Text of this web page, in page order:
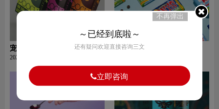
宠物用品包装设计图片
2022-09-05
巧克力冰淇淋包装设计图片
不再弹出
～已经到底啦～
还有疑问欢迎直接咨询三文
立即咨询